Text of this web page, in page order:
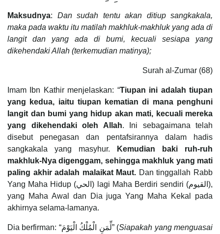
Maksudnya: Dan sudah tentu akan ditiup sangkakala,
maka pada waktu itu matilah makhluk-makhluk yang ada di
langit dan yang ada di bumi, kecuali sesiapa yang
dikehendaki Allah (terkemudian matinya);
Surah al-Zumar (68)
Imam Ibn Kathir menjelaskan: “Tiupan ini adalah tiupan
yang kedua, iaitu tiupan kematian di mana penghuni
langit dan bumi yang hidup akan mati, kecuali mereka
yang dikehendaki oleh Allah. Ini sebagaimana telah
disebut penegasan dan pentafsirannya dalam hadis
sangkakala yang masyhur.
Kemudian baki ruh-ruh
makhluk-Nya digenggam, sehingga makhluk yang mati
paling akhir adalah malaikat Maut. Dan tinggallah Rabb
Yang Maha Hidup (الحي) lagi Maha Berdiri sendiri (القيوم),
yang Maha Awal dan Dia juga Yang Maha Kekal pada
akhirnya selama-lamanya.
Dia berfirman: “لِّمَنِ الْمُلْكُ الْيَوْمَ” (Siapakah yang menguasai